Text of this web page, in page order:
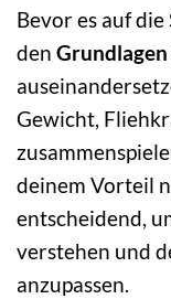
Bevor es auf
den
Gewicht,
deinem Vorteil
entscheidend,
verstehen und
anzupassen.